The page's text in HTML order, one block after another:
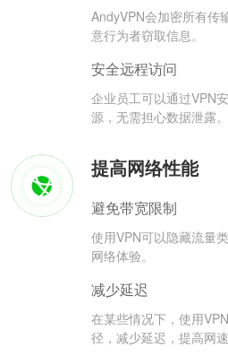
AndyVPN会加密所有传
意行为者窃取信息。
安全远程访问
企业员工可以通过VPN
源，无需担心数据泄露。
提高网络性能
避免带宽限制
使用VPN可以隐藏流量
网络体验。
减少延迟
在某些情况下，使用
径，减少延迟，提高网速